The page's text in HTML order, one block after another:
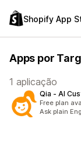
Shopify App
Apps por
1 aplicação
Qia ‑ AI
Free plan
Ask plain